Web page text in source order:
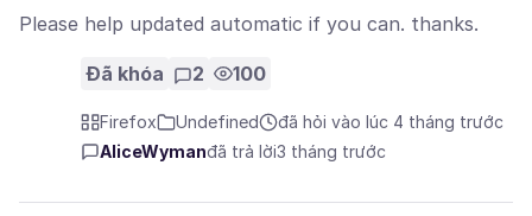
Please help updated automatic if you can. thanks.
Đã khóa 2 100
Firefox Undefined
đã hỏi vào lúc 4 tháng trước
AliceWymanđã trả lời3 tháng trước